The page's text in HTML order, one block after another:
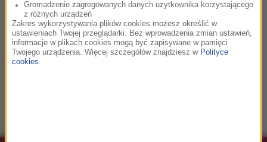
Sheerana i Eltona Johna.
- Od tamtego czasu trzymam się z dala od świątecznych
piosenek – przyznał mieszkaniec Gloucester, który czeka na
oficjalne potwierdzenie swojego rekordu.
Gromadzenie zagregowanych danych użytkownika korzystającego
z różnych urządzeń
Zakres wykorzystywania plików cookies możesz określić w
ustawieniach Twojej przeglądarki. Bez wprowadzenia zmian ustawień,
informacje w plikach cookies mogą być zapisywane w pamięci
Twojego urządzenia. Więcej szczegółów znajdziesz w Polityce
cookies.